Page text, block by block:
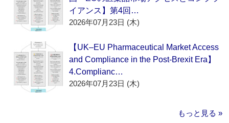
イアンス】第4回…
2026年07月23日 (木)
【UK–EU Pharmaceutical Market Access
and Compliance in the Post-Brexit Era】
4.Complianc…
2026年07月23日 (木)
もっと見る »